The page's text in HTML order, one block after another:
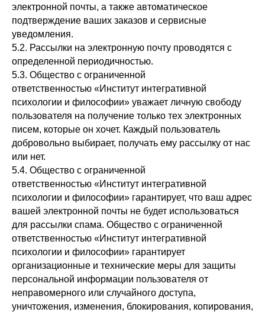
электронной почты, а также автоматическое
подтверждение ваших заказов и сервисные
уведомления.
5.2. Рассылки на электронную почту проводятся с
определенной периодичностью.
5.3. Общество с ограниченной
ответственностью «Институт интегративной
психологии и философии» уважает личную свободу
пользователя на получение только тех электронных
писем, которые он хочет. Каждый пользователь
добровольно выбирает, получать ему рассылку от нас
или нет.
5.4. Общество с ограниченной
ответственностью «Институт интегративной
психологии и философии» гарантирует, что ваш адрес
вашей электронной почты не будет использоваться
для рассылки спама. Общество с ограниченной
ответственностью «Институт интегративной
психологии и философии» гарантирует
организационные и технические меры для защиты
персональной информации пользователя от
неправомерного или случайного доступа,
уничтожения, изменения, блокирования, копирования,